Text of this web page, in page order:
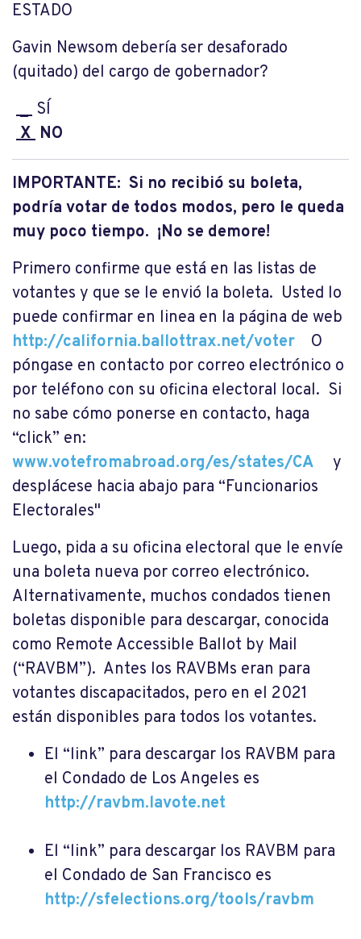
ESTADO
Gavin Newsom debería ser desaforado
(quitado) del cargo de gobernador?
_ SÍ
X NO
IMPORTANTE: Si no recibió su boleta,
podría votar de todos modos, pero le queda
muy poco tiempo. ¡No se demore!
Primero confirme que está en las listas de
votantes y que se le envió la boleta. Usted lo
puede confirmar en linea en la página de web
http://california.ballottrax.net/voter O
póngase en contacto por correo electrónico o
por teléfono con su oficina electoral local. Si
no sabe cómo ponerse en contacto, haga
“click” en:
www.votefromabroad.org/es/states/CA
y
desplácese hacia abajo para “Funcionarios
Electorales"
Luego, pida a su oficina electoral que le envíe
una boleta nueva por correo electrónico.
Alternativamente, muchos condados tienen
boletas disponible para descargar, conocida
como Remote Accessible Ballot by Mail
(“RAVBM”). Antes los RAVBMs eran para
votantes discapacitados, pero en el 2021
están disponibles para todos los votantes.
El “link” para descargar los RAVBM para
el Condado de Los Angeles es
http://ravbm.lavote.net
El “link” para descargar los RAVBM para
el Condado de San Francisco es
http://sfelections.org/tools/ravbm